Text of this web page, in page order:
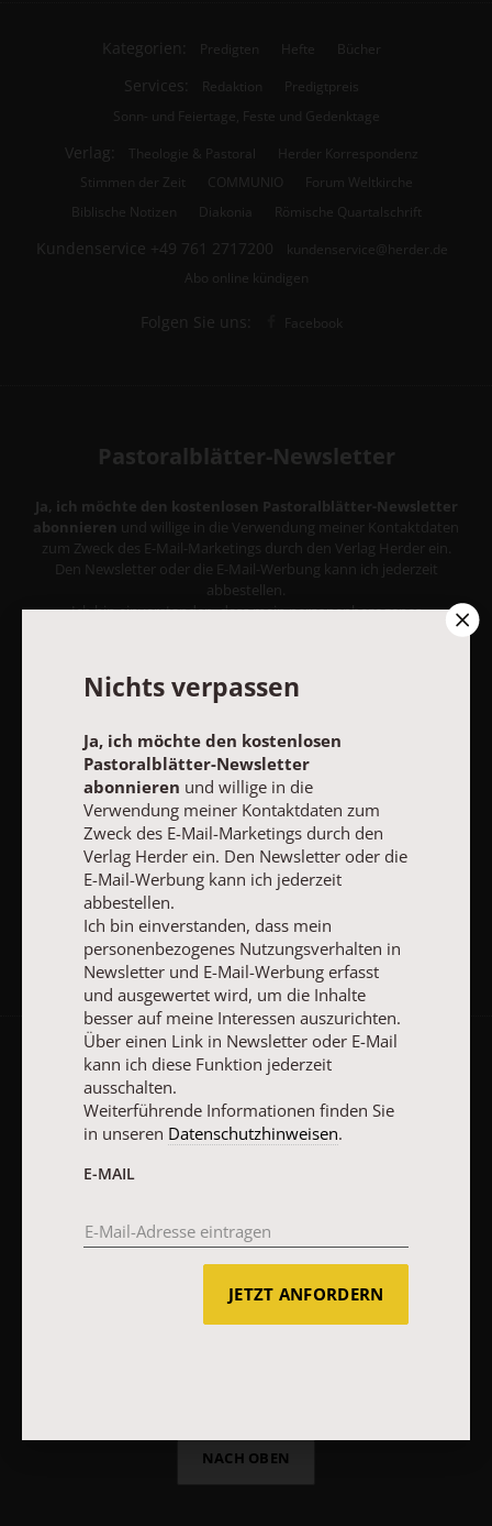
Kategorien: Predigten Hefte Bücher
Services: Redaktion
Predigtpreis
Sonn- und Feiertage, Feste und Gedenktage
Verlag: Theologie & Pastoral
Herder Korrespondenz
Stimmen der Zeit
COMMUNIO
Forum Weltkirche
Biblische Notizen
Diakonia Römische Quartalschrift
Kundenservice +49 761 2717200
kundenservice@herder.de
Abo online kündigen
Folgen Sie uns: Facebook
Pastoralblätter-Newsletter
Ja, ich möchte den kostenlosen Pastoralblätter-Newsletter
abonnieren und willige in die Verwendung meiner Kontaktdaten
zum Zweck des E-Mail-Marketings durch den Verlag Herder ein.
Den Newsletter oder die E-Mail-Werbung kann ich jederzeit
abbestellen.
Ich bin einverstanden, dass mein personenbezogenes
Interessen auszurichten. Über einen Link in Newsletter oder E-
Mail kann ich diese Funktion jederzeit ausschalten.
Datenschutzhinweisen.
JETZT ANMELDEN
AGB und Widerrufsbelehrung Datenschutz
Impressum
Vertrag widerrufen
NACH OBEN
Nichts verpassen
Ja, ich möchte den kostenlosen
Pastoralblätter-Newsletter
abonnieren und willige in die
Verwendung meiner Kontaktdaten zum
Zweck des E-Mail-Marketings durch den
Verlag Herder ein. Den Newsletter oder die
E-Mail-Werbung kann ich jederzeit
abbestellen.
Ich bin einverstanden, dass mein
personenbezogenes Nutzungsverhalten in
Newsletter und E-Mail-Werbung erfasst
und ausgewertet wird, um die Inhalte
besser auf meine Interessen auszurichten.
Über einen Link in Newsletter oder E-Mail
kann ich diese Funktion jederzeit
ausschalten.
Weiterführende Informationen finden Sie
in unseren Datenschutzhinweisen.
E-MAIL
JETZT ANFORDERN